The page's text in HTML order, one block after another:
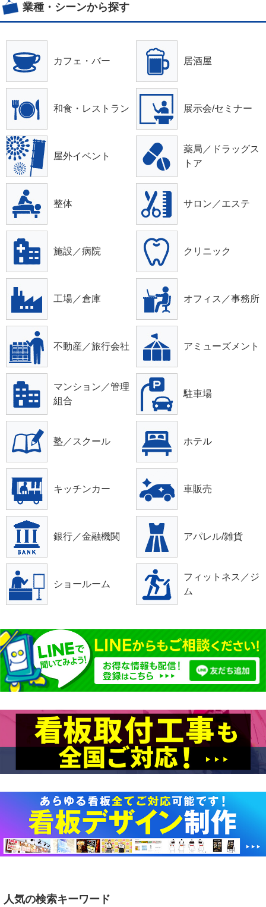
業種・シーンから探す
カフェ・バー 居酒屋
和食・レストラン 展示会/セミナー
屋外イベント
薬局／ドラッグス
トア
整体 サロン／エステ
施設／病院 クリニック
工場／倉庫 オフィス／事務所
不動産／旅行会社 アミューズメント
マンション／管理
組合
駐車場
塾／スクール ホテル
キッチンカー 車販売
銀行／金融機関 アパレル/雑貨
ショールーム
フィットネス／ジ
ム
人気の検索キーワード